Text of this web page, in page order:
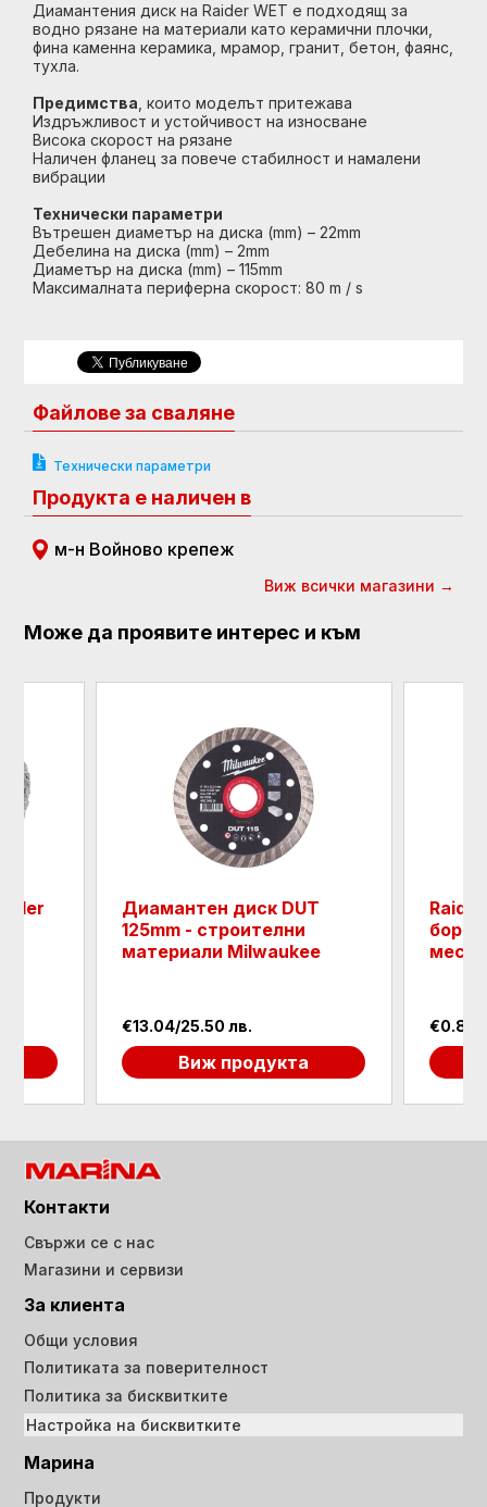
Диамантения диск на Raider WET е подходящ за
водно рязане на материали като керамични плочки,
фина каменна керамика, мрамор, гранит, бетон, фаянс,
тухла.
Предимства , които моделът притежава
Издръжливост и устойчивост на износване
Висока скорост на рязане
Наличен фланец за повече стабилност и намалени
вибрации
Технически параметри
Вътрешен диаметър на диска (mm) – 22mm
Дебелина на диска (mm) – 2mm
Диаметър на диска (mm) – 115mm
Максималната периферна скорост: 80 m / s
Файлове за сваляне
Технически параметри
Продукта е наличен в
м-н Войново крепеж
Виж всички магазини →
Може да проявите интерес и към
Диамантен диск DUT
125mm - строителни
материали Milwaukee
€13.04/25.50 лв.
Виж продукта
€0.87/
Контакти
Свържи се с нас
Магазини и сервизи
За клиента
Общи условия
Политиката за поверителност
Политика за бисквитките
Настройка на бисквитките
Марина
Продукти